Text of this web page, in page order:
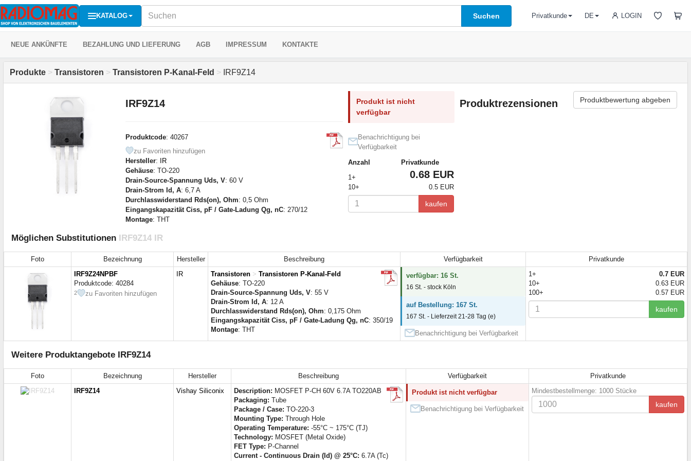
KATALOG Suchen LOGIN
Privatkunde DE
NEUE ANKÜNFTE BEZAHLUNG UND LIEFERUNG AGB IMPRESSUM KONTAKTE
Produkte > Transistoren > Transistoren P-Kanal-Feld > IRF9Z14
IRF9Z14
Produktcode: 40267
zu Favoriten hinzufügen
Hersteller:
IR
Gehäuse: TO-220
Drain-Source-Spannung Uds, V: 60 V
Drain-Strom Id, A: 6,7 A
Durchlasswiderstand Rds(on), Ohm: 0,5 Ohm
Eingangskapazität Ciss, pF / Gate-Ladung Qg, nC: 270/12
Montage: THT
Produkt ist nicht
verfügbar
Benachrichtigung bei
Verfügbarkeit
Anzahl
Privatkunde
1+
0.68 EUR
10+ 0.5 EUR
kaufen
Produktrezensionen Produktbewertung abgeben
Möglichen Substitutionen IRF9Z14 IR
Foto Bezeichnung Hersteller Beschreibung Verfügbarkeit
Privatkunde
IRF9Z24NPBF
Produktcode: 40284
2 zu Favoriten hinzufügen
IR Transistoren > Transistoren P-Kanal-Feld
Gehäuse: TO-220
Drain-Source-Spannung Uds, V: 55 V
Drain-Strom Id, A: 12 A
Durchlasswiderstand Rds(on), Ohm: 0,175 Ohm
Eingangskapazität Ciss, pF / Gate-Ladung Qg, nC: 350/19
Montage: THT
verfügbar: 16 St.
16 St. - stock Köln
auf Bestellung: 167 St.
167 St. - Lieferzeit 21-28 Tag (e)
Benachrichtigung bei Verfügbarkeit
1+
0.7 EUR
10+
0.63 EUR
100+
0.57 EUR
kaufen
Weitere Produktangebote IRF9Z14
Foto Bezeichnung Hersteller Beschreibung Verfügbarkeit
Privatkunde
IRF9Z14
Vishay Siliconix Description: MOSFET P-CH 60V 6.7A TO220AB
Packaging: Tube
Package / Case: TO-220-3
Mounting Type: Through Hole
Operating Temperature: -55°C ~ 175°C (TJ)
Technology: MOSFET (Metal Oxide)
FET Type: P-Channel
Current - Continuous Drain (Id) @ 25°C: 6.7A (Tc)
Produkt ist nicht verfügbar
Benachrichtigung bei Verfügbarkeit
Mindestbestellmenge: 1000 Stücke
kaufen